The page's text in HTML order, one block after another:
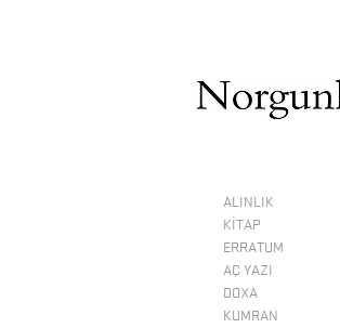
ALINLIK
KİTAP
ERRATUM
AÇ YAZI
DOXA
KUMRAN